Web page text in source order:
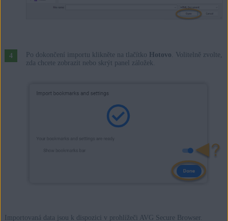
Po dokončení importu klikněte na tlačítko Hotovo. Volitelně zvolte,
zda chcete zobrazit nebo skrýt panel záložek.
Importovaná data jsou k dispozici v prohlížeči AVG Secure Browser.